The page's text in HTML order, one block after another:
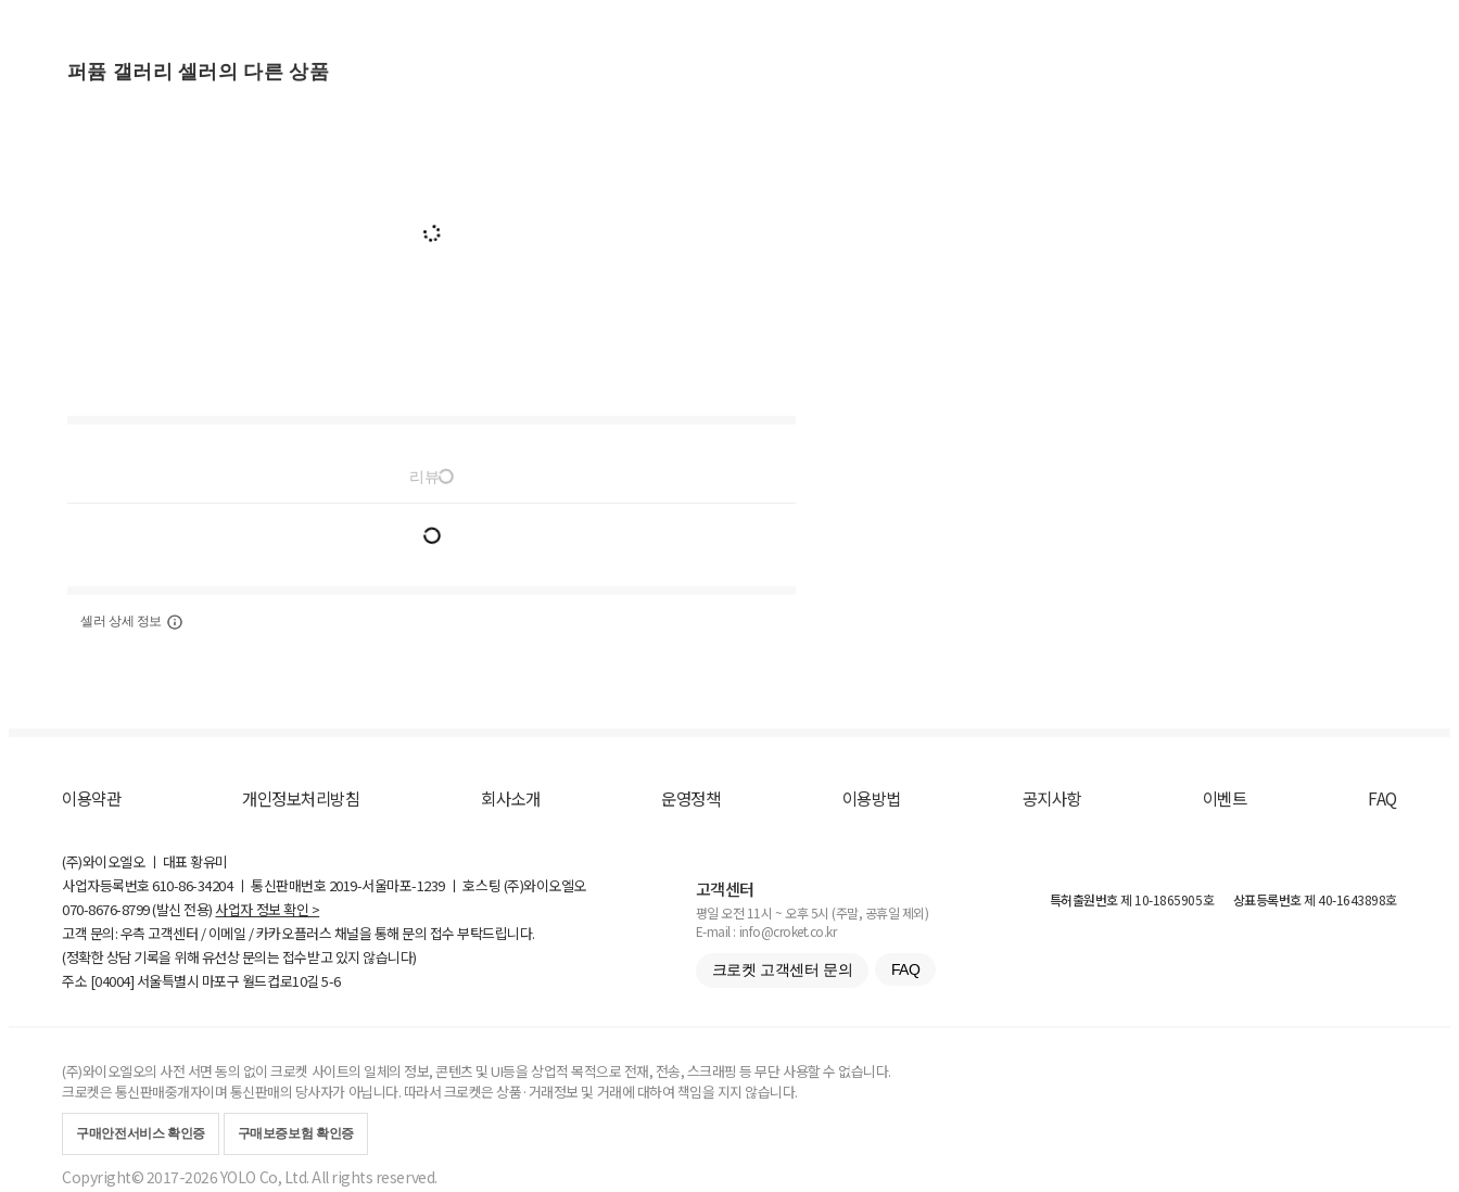
퍼퓸 갤러리 셀러의 다른 상품
리뷰
셀러 상세 정보
이용약관 개인정보처리방침 회사소개 운영정책 이용방법 공지사항 이벤트 FAQ
(주)와이오엘오 ㅣ 대표 황유미
사업자등록번호610-86-34204ㅣ 통신판매번호 2019-서울마포-1239 ㅣ 호스팅 (주)와이오엘오
070-8676-8799 (발신 전용) 사업자 정보 확인 >
고객 문의: 우측 고객센터 / 이메일 / 카카오플러스 채널을 통해 문의 접수 부탁드립니다.
(정확한 상담 기록을 위해 유선상 문의는 접수받고 있지 않습니다)
주소 [04004] 서울특별시 마포구 월드컵로10길5-6
고객센터
평일 오전 11시 ~ 오후 5시 (주말, 공휴일 제외)
E-mail : info@croket.co.kr
크로켓 고객센터 문의 FAQ
특허출원번호제 10-1865905호 상표등록번호제 40-1643898호
(주)와이오엘오의 사전 서면 동의 없이 크로켓 사이트의 일체의 정보, 콘텐츠 및 UI등을 상업적 목적으로 전재, 전송, 스크래핑 등 무단 사용할 수 없습니다.
크로켓은 통신판매중개자이며 통신판매의 당사자가 아닙니다. 따라서 크로켓은 상품·거래정보 및 거래에 대하여 책임을 지지 않습니다.
구매안전서비스 확인증 구매보증보험 확인증
Copyright© 2017-2026 YOLO Co, Ltd. All rights reserved.